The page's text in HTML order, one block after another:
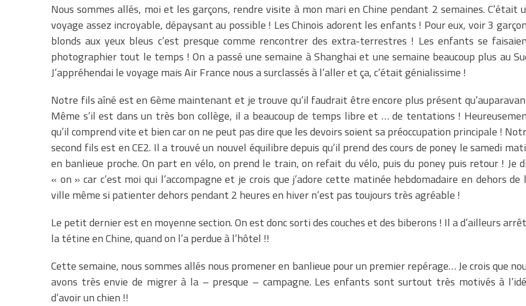
Nous sommes allés, moi et les garçons, rendre visite à mon mari en Chine pendant 2 semaines. C’était
voyage assez incroyable, dépaysant au possible ! Les Chinois adorent les enfants ! Pour eux, voir 3
blonds aux yeux bleus c’est presque comme rencontrer des extra-terrestres ! Les enfants se
photographier tout le temps ! On a passé une semaine à Shanghai et une semaine beaucoup plus au
J’appréhendai le voyage mais Air France nous a surclassés à l’aller et ça, c’était génialissime !
Notre fils aîné est en 6ème maintenant et je trouve qu’il faudrait être encore plus présent
Même s’il est dans un très bon collège, il a beaucoup de temps libre et … de tentations !
qu’il comprend vite et bien car on ne peut pas dire que les devoirs soient sa préoccupation principale !
second fils est en CE2. Il a trouvé un nouvel équilibre depuis qu’il prend des cours de poney le samedi
en banlieue proche. On part en vélo, on prend le train, on refait du vélo, puis du poney puis retour ! Je
« on » car c’est moi qui l’accompagne et je crois que j’adore cette matinée hebdomadaire en dehors de
ville même si patienter dehors pendant 2 heures en hiver n’est pas toujours très agréable !
Le petit dernier est en moyenne section. On est donc sorti des couches et des biberons ! Il a d’ailleurs
la tétine en Chine, quand on l’a perdue à l’hôtel !!
Cette semaine, nous sommes allés nous promener en banlieue pour un premier repérage… Je crois que
avons très envie de migrer à la – presque – campagne. Les enfants sont surtout très motivés à
d’avoir un chien !!